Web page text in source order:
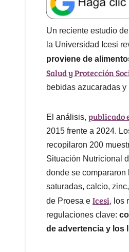
t
s
A
p
p
e
b
o
o
k
k
e
d
I
n
l
Un reciente estudio de
la Universidad Icesi
proviene de
Salud y Protección
bebidas azucaradas
El análisis, publicado
2015 frente a 2024.
recopilaron 200
Situación Nutricional
donde se
saturadas, calcio,
de Proesa e Icesi, los
regulaciones clave:
de advertencia y los